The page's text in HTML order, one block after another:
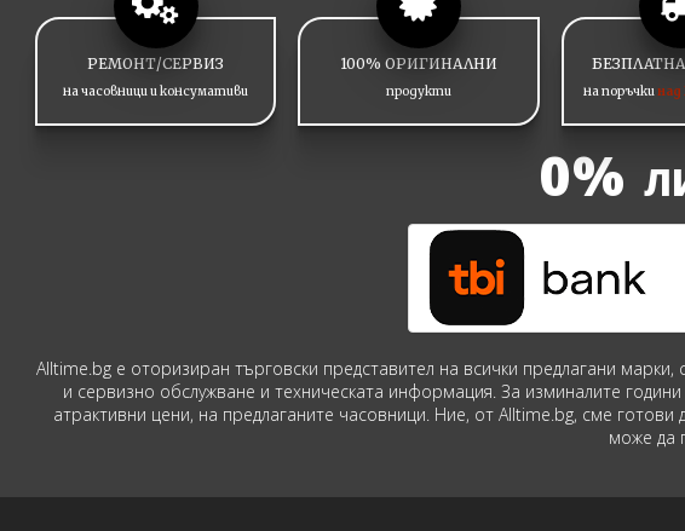
РЕМОНТ/СЕРВИЗ
на часовници и консумативи
100% ОРИГИНАЛНИ
продукти на поръчкинад
0%
Alltime.bg е оторизиран търговски представител на всички предлагани
и сервизно обслужване и техническата информация. За изминалите
атрактивни цени, на предлаганите часовници. Ние, от Alltime.bg, сме
може да